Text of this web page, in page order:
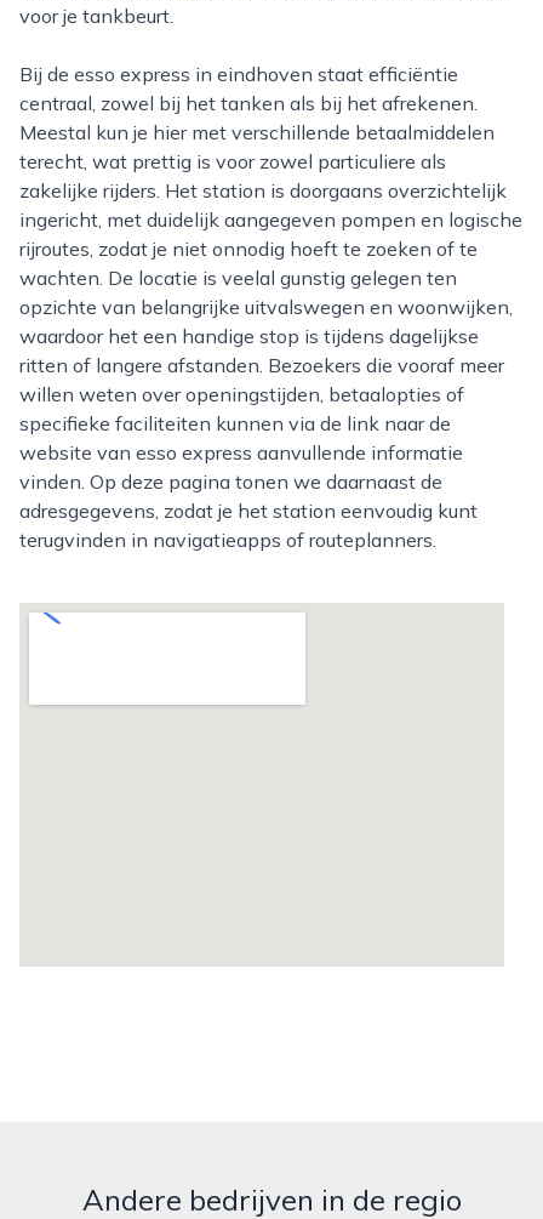
voor je tankbeurt.
Bij de esso express in eindhoven staat efficiëntie
centraal, zowel bij het tanken als bij het afrekenen.
Meestal kun je hier met verschillende betaalmiddelen
terecht, wat prettig is voor zowel particuliere als
zakelijke rijders. Het station is doorgaans overzichtelijk
ingericht, met duidelijk aangegeven pompen en logische
rijroutes, zodat je niet onnodig hoeft te zoeken of te
wachten. De locatie is veelal gunstig gelegen ten
opzichte van belangrijke uitvalswegen en woonwijken,
waardoor het een handige stop is tijdens dagelijkse
ritten of langere afstanden. Bezoekers die vooraf meer
willen weten over openingstijden, betaalopties of
specifieke faciliteiten kunnen via de link naar de
website van esso express aanvullende informatie
vinden. Op deze pagina tonen we daarnaast de
adresgegevens, zodat je het station eenvoudig kunt
terugvinden in navigatieapps of routeplanners.
Andere bedrijven in de regio